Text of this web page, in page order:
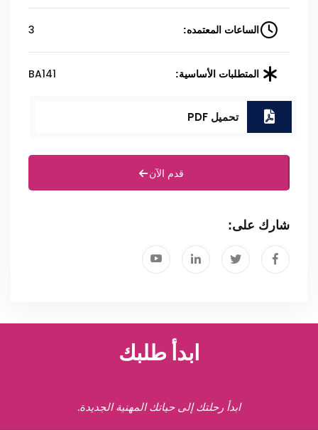
الساعات المعتمده: 3
المتطلبات الأساسية: BA141
تحميل PDF
قدم الآن
شارك على:
ابدأ طلبك
ابدأ رحلتك إلى حياتك المهنية الجديدة.